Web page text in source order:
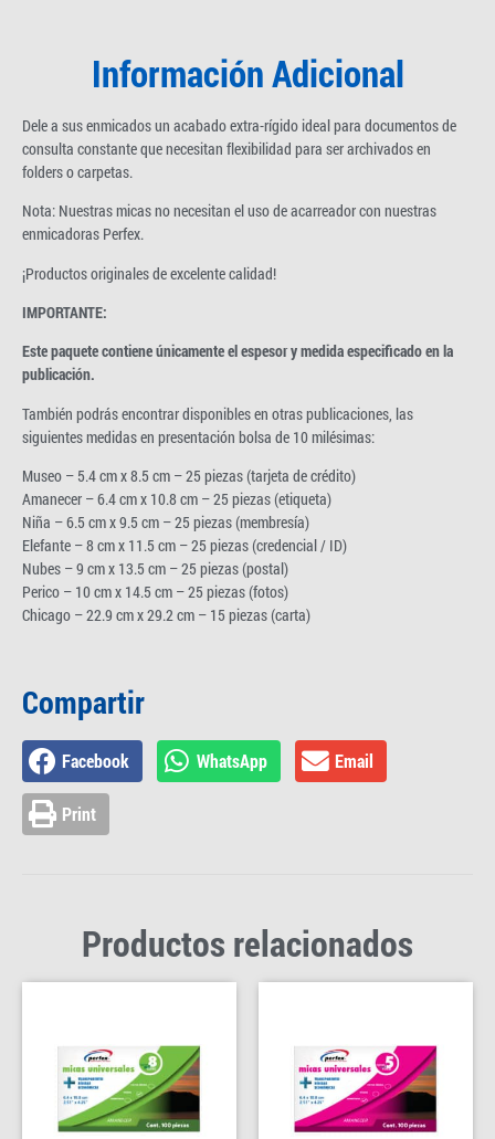
Información Adicional
Dele a sus enmicados un acabado extra-rígido ideal para documentos de
consulta constante que necesitan flexibilidad para ser archivados en
folders o carpetas.
Nota: Nuestras micas no necesitan el uso de acarreador con nuestras
enmicadoras Perfex.
¡Productos originales de excelente calidad!
IMPORTANTE:
Este paquete contiene únicamente el espesor y medida especificado en la
publicación.
También podrás encontrar disponibles en otras publicaciones, las
siguientes medidas en presentación bolsa de 10 milésimas:
Museo – 5.4 cm x 8.5 cm – 25 piezas (tarjeta de crédito)
Amanecer – 6.4 cm x 10.8 cm – 25 piezas (etiqueta)
Niña – 6.5 cm x 9.5 cm – 25 piezas (membresía)
Elefante – 8 cm x 11.5 cm – 25 piezas (credencial / ID)
Nubes – 9 cm x 13.5 cm – 25 piezas (postal)
Perico – 10 cm x 14.5 cm – 25 piezas (fotos)
Chicago – 22.9 cm x 29.2 cm – 15 piezas (carta)
Compartir
Facebook WhatsApp Email
Print
Productos relacionados